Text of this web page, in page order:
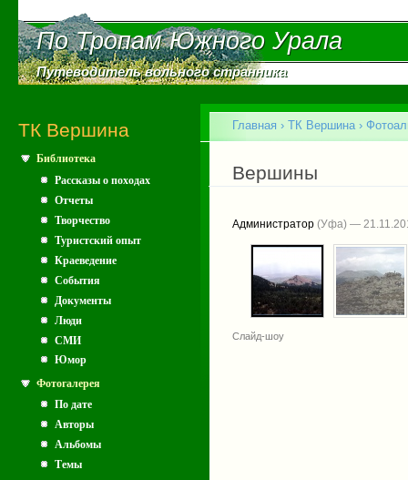
По Тропам Южного Урала
По Тропам Южного Урала
Путеводитель вольного странника
Путеводитель вольного странника
ТК Вершина
Библиотека
Рассказы о походах
Отчеты
Творчество
Туристский опыт
Краеведение
События
Документы
Люди
СМИ
Юмор
Фотогалерея
По дате
Авторы
Альбомы
Темы
Вы здесь
Главная › ТК Вершина ›
Вершины
Администратор (Уфа) —
Слайд-шоу